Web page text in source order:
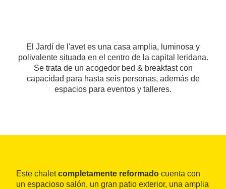
El Jardí de l'avet es una casa amplia, luminosa y
polivalente situada en el centro de la capital leridana.
Se trata de un acogedor bed & breakfast con
capacidad para hasta seis personas, además de
espacios para eventos y talleres.
Este chaletcompletamente reformado cuenta con
un espacioso salón, un gran patio exterior, una amplia